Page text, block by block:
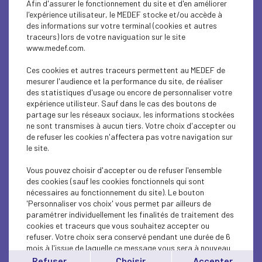
SUSTAINABLE DEVELOPMENT
SUSTAINABLE DEVELOPMENT
SOCIAL
SUSTAINABLE DEVELOPMENT
INTERNATIONAL - EUROPE
ECONOMY
ECONOMY
INTERNATIONAL - EUROPE
INTERNATIONAL - EUROPE
Afin d'assurer le fonctionnement du site et d'en améliorer
l'expérience utilisateur, le MEDEF stocke et/ou accède à
des informations sur votre terminal (cookies et autres
traceurs) lors de votre naviguation sur le site
www.medef.com.
Ces cookies et autres traceurs permettent au MEDEF de
mesurer l'audience et la performance du site, de réaliser
des statistiques d'usage ou encore de personnaliser votre
expérience utilisteur. Sauf dans le cas des boutons de
partage sur les réseaux sociaux, les informations stockées
ne sont transmises à aucun tiers. Votre choix d'accepter ou
de refuser les cookies n'affectera pas votre navigation sur
le site.
Vous pouvez choisir d'accepter ou de refuser l'ensemble
des cookies (sauf les cookies fonctionnels qui sont
nécessaires au fonctionnement du site). Le bouton
'Personnaliser vos choix' vous permet par ailleurs de
paramétrer individuellement les finalités de traitement des
cookies et traceurs que vous souhaitez accepter ou
refuser. Votre choix sera conservé pendant une durée de 6
mois à l'issue de laquelle ce message vous sera à nouveau
affiché..